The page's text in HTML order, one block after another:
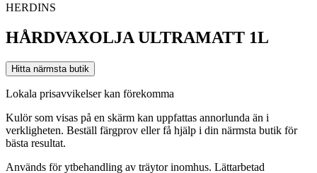
HERDINS
HÅRDVAXOLJA ULTRAMATT 1L
Hitta närmsta butik
Lokala prisavvikelser kan förekomma
Kulör som visas på en skärm kan uppfattas annorlunda än i
verkligheten. Beställ färgprov eller få hjälp i din närmsta butik för
bästa resultat.
Används för ytbehandling av träytor inomhus. Lättarbetad